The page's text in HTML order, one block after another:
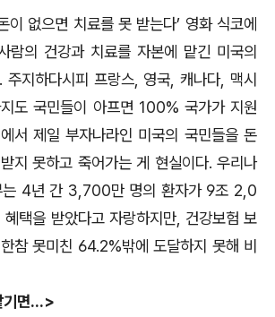
이 없으면 치료를 못 받는다’ 영화 식코에
람의 건강과 치료를 자본에 맡긴 미국의
주지하다시피 프랑스, 영국, 캐나다, 맥시
도 국민들이 아프면 100% 국가가 지원
서 제일 부자나라인 미국의 국민들을 돈
지 못하고 죽어가는 게 현실이다. 우리나
는 4년 간 3,700만 명의 환자가 9조 2,0
택을 받았다고 자랑하지만, 건강보험 보
참 못미친 64.2%밖에 도달하지 못해 비
기면...>